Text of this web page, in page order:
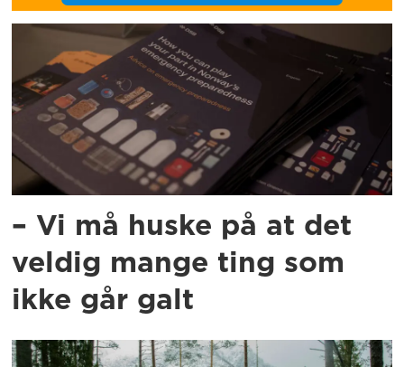
– Vi må huske på at det
veldig mange ting som
ikke går galt